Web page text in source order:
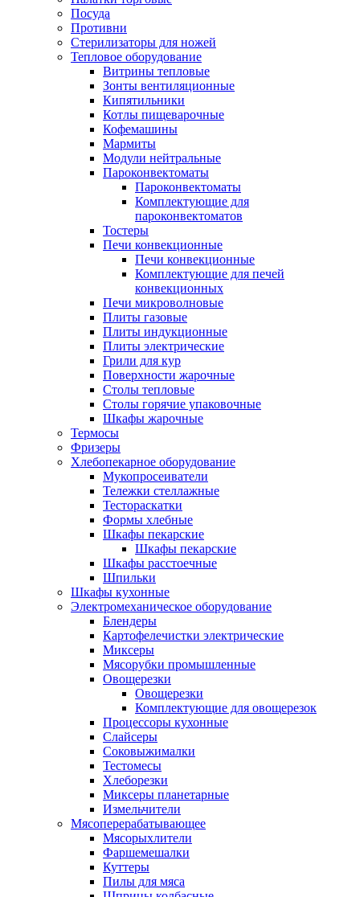
Посуда
Противни
Стерилизаторы для ножей
Тепловое оборудование
Витрины тепловые
Зонты вентиляционные
Кипятильники
Котлы пищеварочные
Кофемашины
Мармиты
Модули нейтральные
Пароконвектоматы
Пароконвектоматы
Комплектующие для
пароконвектоматов
Тостеры
Печи конвекционные
Печи конвекционные
Комплектующие для печей
конвекционных
Печи микроволновые
Плиты газовые
Плиты индукционные
Плиты электрические
Грили для кур
Поверхности жарочные
Столы тепловые
Столы горячие упаковочные
Шкафы жарочные
Термосы
Фризеры
Хлебопекарное оборудование
Мукопросеиватели
Тележки стеллажные
Тестораскатки
Формы хлебные
Шкафы пекарские
Шкафы пекарские
Шкафы расстоечные
Шпильки
Шкафы кухонные
Электромеханическое оборудование
Блендеры
Картофелечистки электрические
Миксеры
Мясорубки промышленные
Овощерезки
Овощерезки
Комплектующие для овощерезок
Процессоры кухонные
Слайсеры
Соковыжималки
Тестомесы
Хлеборезки
Миксеры планетарные
Измельчители
Мясоперерабатывающее
Мясорыхлители
Фаршемешалки
Куттеры
Пилы для мяса